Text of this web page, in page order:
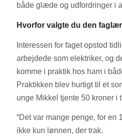
både glæde og udfordringer i
Hvorfor valgte du den
Interessen for faget opstod
arbejdede som elektriker, og
komme i praktik hos ham i
Praktikken blev hurtigt til et
unge Mikkel tjente 50 kroner i
“Det var mange penge, for en
ikke kun lønnen, der trak.